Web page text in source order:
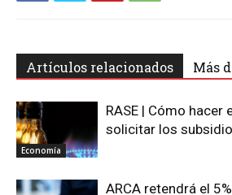
Artículos relacionados Más
Economía
RASE | Cómo hacer
solicitar los
ARCA retendrá el